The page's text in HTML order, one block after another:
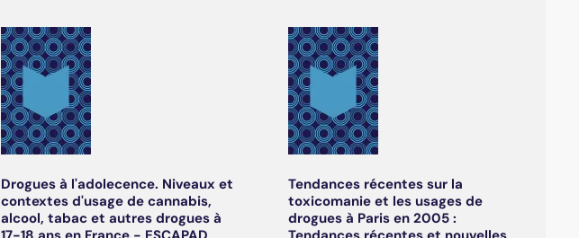
Drogues à l'adolecence. Niveaux et
contextes d'usage de cannabis,
alcool, tabac et autres drogues à
Tendances récentes sur la
toxicomanie et les usages de
drogues à Paris en 2005 :